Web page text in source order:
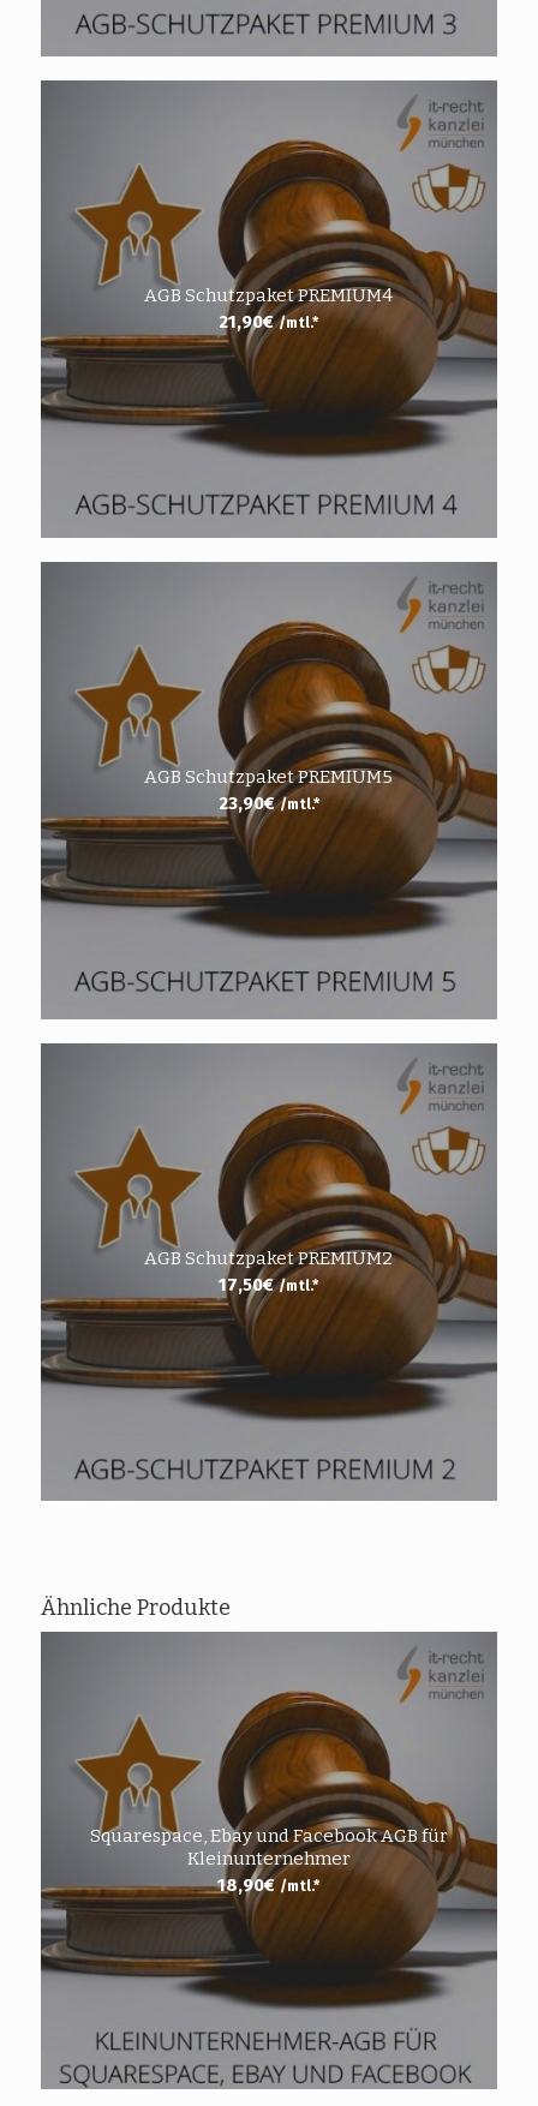
AGB Schutzpaket PREMIUM4
21,90€ /mtl.*
AGB Schutzpaket PREMIUM5
23,90€ /mtl.*
AGB Schutzpaket PREMIUM2
17,50€ /mtl.*
Ähnliche Produkte
Squarespace, Ebay und Facebook AGB für
Kleinunternehmer
18,90€ /mtl.*